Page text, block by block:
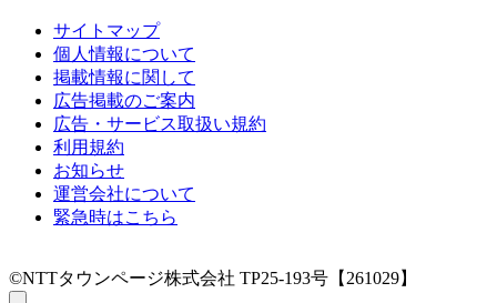
サイトマップ
個人情報について
掲載情報に関して
広告掲載のご案内
広告・サービス取扱い規約
利用規約
お知らせ
運営会社について
緊急時はこちら
©NTTタウンページ株式会社 TP25-193号【261029】